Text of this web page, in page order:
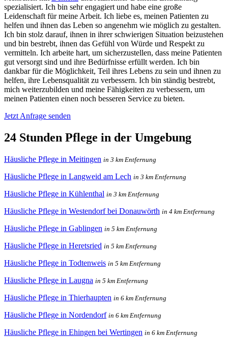
spezialisiert. Ich bin sehr engagiert und habe eine große
Leidenschaft für meine Arbeit. Ich liebe es, meinen Patienten zu
helfen und ihnen das Leben so angenehm wie möglich zu gestalten.
Ich bin stolz darauf, ihnen in ihrer schwierigen Situation beizustehen
und bin bestrebt, ihnen das Gefühl von Würde und Respekt zu
vermitteln. Ich arbeite hart, um sicherzustellen, dass meine Patienten
gut versorgt sind und ihre Bedürfnisse erfüllt werden. Ich bin
dankbar für die Möglichkeit, Teil ihres Lebens zu sein und ihnen zu
helfen, ihre Lebensqualität zu verbessern. Ich bin ständig bestrebt,
mich weiterzubilden und meine Fähigkeiten zu verbessern, um
meinen Patienten einen noch besseren Service zu bieten.
Jetzt Anfrage senden
24 Stunden Pflege in der Umgebung
Häusliche Pflege in Meitingen in 3 km Entfernung
Häusliche Pflege in Langweid am Lech in 3 km Entfernung
Häusliche Pflege in Kühlenthal in 3 km Entfernung
Häusliche Pflege in Westendorf bei Donauwörth in 4 km Entfernung
Häusliche Pflege in Gablingen in 5 km Entfernung
Häusliche Pflege in Heretsried in 5 km Entfernung
Häusliche Pflege in Todtenweis in 5 km Entfernung
Häusliche Pflege in Laugna in 5 km Entfernung
Häusliche Pflege in Thierhaupten in 6 km Entfernung
Häusliche Pflege in Nordendorf in 6 km Entfernung
Häusliche Pflege in Ehingen bei Wertingen in 6 km Entfernung